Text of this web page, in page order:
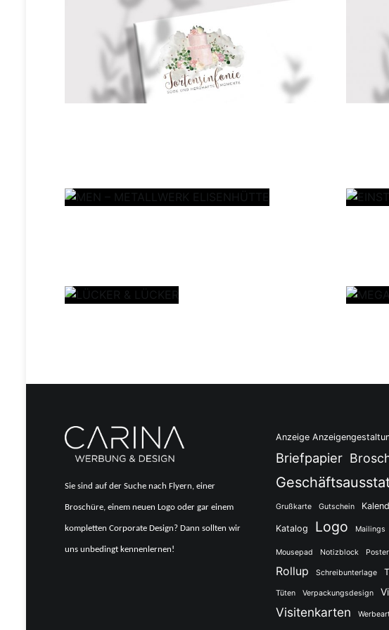
Sie sind auf der Suche nach Flyern, einer
Broschüre, einem neuen Logo oder gar einem
kompletten Corporate Design? Dann sollten wir
uns unbedingt kennenlernen!
Anzeige
Briefpapier
Grußkarte Gutschein
Katalog Logo Mailings
Mousepad Notizblock Poster
Rollup Schreibunterlage
Tüten Verpackungsdesign
Visitenkarten